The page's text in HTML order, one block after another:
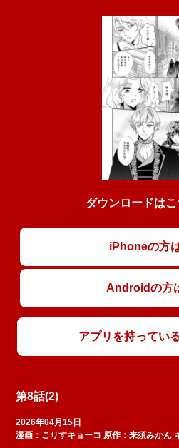
ダウンロードはこ
iPhoneの方
Androidの方
アプリを持ってい
第8話(2)
2026年04月15日
漫画： こりすキョーコ 原作：来須みかん